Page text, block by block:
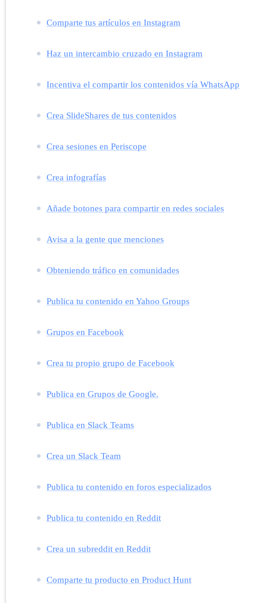
Comparte tus artículos en Instagram
Haz un intercambio cruzado en Instagram
Incentiva el compartir los contenidos vía WhatsApp
Crea SlideShares de tus contenidos
Crea sesiones en Periscope
Crea infografías
Añade botones para compartir en redes sociales
Avisa a la gente que menciones
Obteniendo tráfico en comunidades
Publica tu contenido en Yahoo Groups
Grupos en Facebook
Crea tu propio grupo de Facebook
Publica en Grupos de Google.
Publica en Slack Teams
Crea un Slack Team
Publica tu contenido en foros especializados
Publica tu contenido en Reddit
Crea un subreddit en Reddit
Comparte tu producto en Product Hunt